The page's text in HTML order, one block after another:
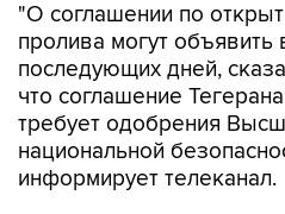
"О соглашении по
пролива могут объявить
последующих дней,
что соглашение
требует одобрения
национальной
информирует телеканал.